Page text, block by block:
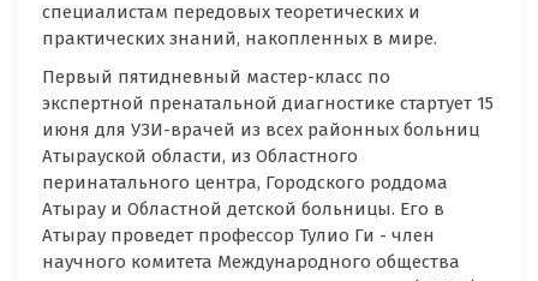
специалистам передовых теоретических и
практических знаний, накопленных в мире.
Первый пятидневный мастер-класс по
экспертной пренатальной диагностике стартует 15
июня для УЗИ-врачей из всех районных больниц
Атырауской области, из Областного
перинатального центра, Городского роддома
Атырау и Областной детской больницы. Его в
Атырау проведет профессор Тулио Ги - член
научного комитета Международного общества